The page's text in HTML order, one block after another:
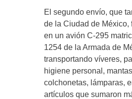
El segundo envío, que
de la Ciudad de México,
en un avión C-295
1254 de la Armada de
transportando víveres,
higiene personal,
colchonetas, lámparas,
artículos que sumaron